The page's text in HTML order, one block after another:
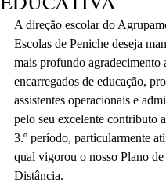
A direção escolar do
Escolas de Peniche deseja
mais profundo agradecimento
encarregados de educação,
assistentes operacionais e
pelo seu excelente contributo
3.º período, particularmente
qual vigorou o nosso Plano de
Distância.